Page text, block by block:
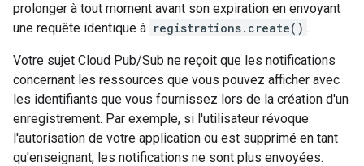
prolonger à tout moment avant son expiration en envoyant
une requête identique à registrations.create() .
Votre sujet Cloud Pub/Sub ne reçoit que les notifications
concernant les ressources que vous pouvez afficher avec
les identifiants que vous fournissez lors de la création d'un
enregistrement. Par exemple, si l'utilisateur révoque
l'autorisation de votre application ou est supprimé en tant
qu'enseignant, les notifications ne sont plus envoyées.